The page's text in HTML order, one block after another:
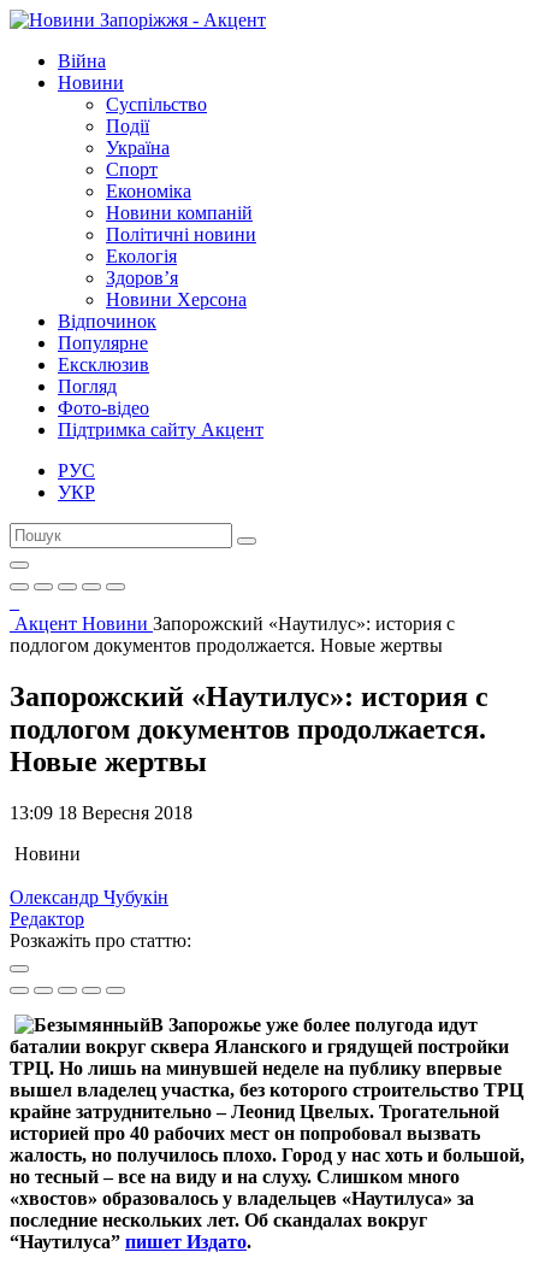
Війна
Новини
Суспільство
Події
Україна
Спорт
Економіка
Новини компаній
Політичні новини
Екологія
Здоров’я
Новини Херсона
Відпочинок
Популярне
Ексклюзив
Погляд
Фото-відео
Підтримка сайту Акцент
РУС
УКР
Акцент Новини Запорожский «Наутилус»: история с
подлогом документов продолжается. Новые жертвы
Запорожский «Наутилус»: история с
подлогом документов продолжается.
Новые жертвы
13:09 18 Вересня 2018
Новини
Олександр Чубукін
Редактор
Розкажіть про статтю:
В Запорожье уже более полугода идут
баталии вокруг сквера Яланского и грядущей постройки
ТРЦ. Но лишь на минувшей неделе на публику впервые
вышел владелец участка, без которого строительство ТРЦ
крайне затруднительно – Леонид Цвелых. Трогательной
историей про 40 рабочих мест он попробовал вызвать
жалость, но получилось плохо. Город у нас хоть и большой,
но тесный – все на виду и на слуху. Слишком много
«хвостов» образовалось у владельцев «Наутилуса» за
последние нескольких лет. Об скандалах вокруг
“Наутилуса” пишет Издато.